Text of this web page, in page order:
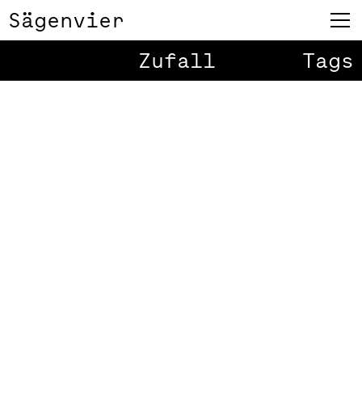
Sägenvier
Zufall
Tags